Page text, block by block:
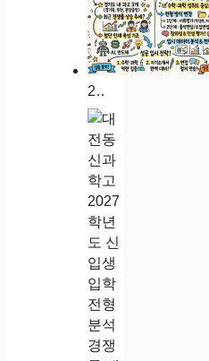
2027학년도 인천과학고 입시 분석: 경쟁률 대입 실적 자소서 가이드